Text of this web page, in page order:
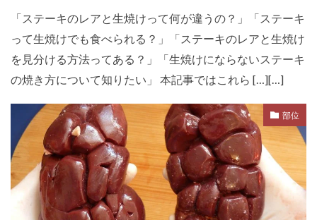
「ステーキのレアと生焼けって何が違うの？」「ステーキ
って生焼けでも食べられる？」「ステーキのレアと生焼け
を見分ける方法ってある？」「生焼けにならないステーキ
の焼き方について知りたい」 本記事ではこれら […][…]
部位